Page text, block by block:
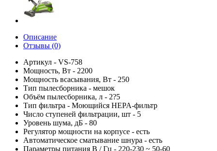
Описание
Отзывы (0)
Артикул - VS-758
Мощность, Вт - 2200
Мощность всасывания, Вт - 250
Тип пылесборника - мешок
Объём пылесборника, л - 2?5
Тип фильтра - Моющийся HEPA-фильтр
Число ступеней фильтрации, шт - 5
Уровень шума, дБ - 80
Регулятор мощности на корпусе - есть
Автоматическое сматывание шнура - есть
Параметры питания В / Гц - 220-230 ~ 50-60